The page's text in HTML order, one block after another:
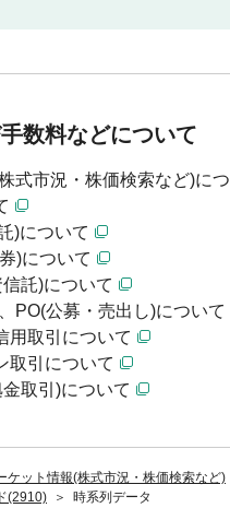
ケット情報(株式市況・株価検索など)
(2910)
時系列データ
数料などについて
式市況・株価検索など)に
)について
)について
託)について
PO(公募・売出し)について
用取引について
取引について
取引)について